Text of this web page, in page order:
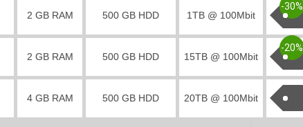
2 GB RAM 500 GB HDD 1TB @ 100Mbit
-30%
2 GB RAM 500 GB HDD 15TB @ 100Mbit
-20%
4 GB RAM 500 GB HDD 20TB @ 100Mbit